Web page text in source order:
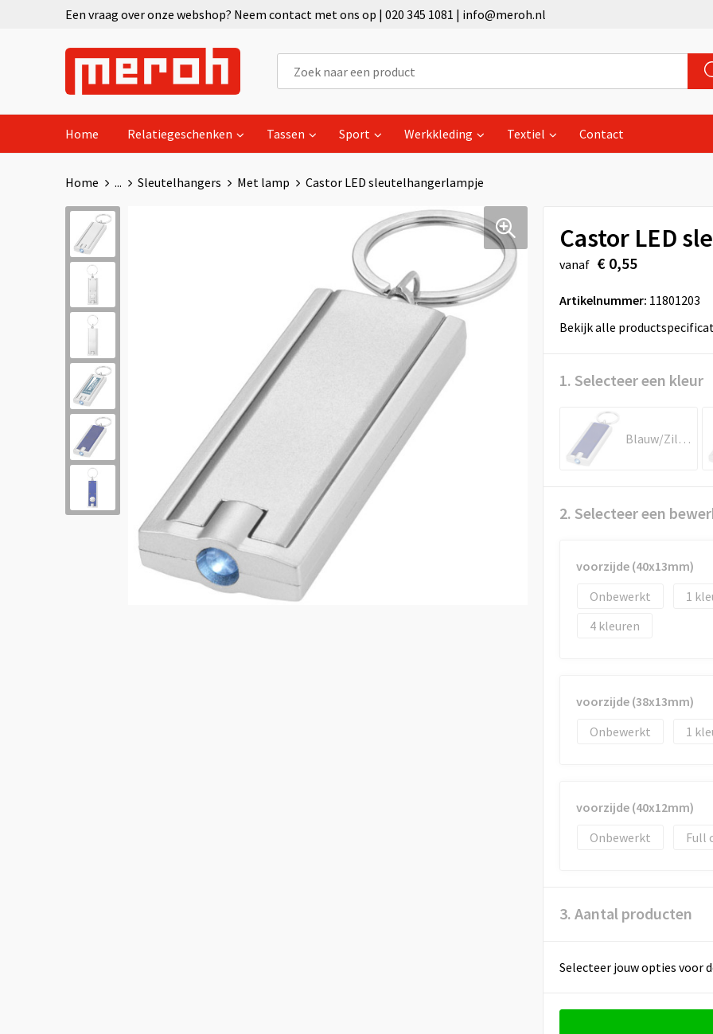
Een vraag over onze webshop? Neem contact met ons op | 020 345 1081 | info@meroh.nl
Home Relatiegeschenken Tassen Sport Werkkleding Textiel Contact
Home ... Sleutelhangers Met lamp Castor LED sleutelhangerlampje
Castor LED
vanaf € 0,55
Artikelnummer: 11801203
Bekijk alle
1. Selecteer een kleur
Blauw/Zilver
2. Selecteer een
voorzijde (40x13mm)
Onbewerkt
1
4
voorzijde (38x13mm)
Onbewerkt
1
voorzijde (40x12mm)
Onbewerkt
Full
3. Aantal producten
Selecteer jouw opties voor